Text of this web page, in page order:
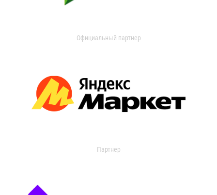
Официальный партнер
Партнер